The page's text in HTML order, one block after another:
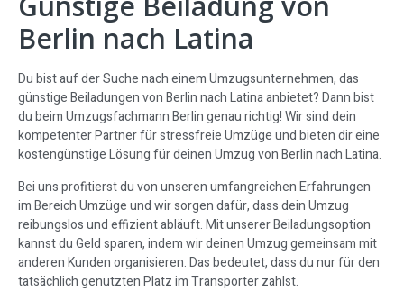
Berlin nach Latina
Du bist auf der Suche nach einem Umzugsunternehmen, das
günstige Beiladungen von Berlin nach Latina anbietet? Dann bist
du beim Umzugsfachmann Berlin genau richtig! Wir sind dein
kompetenter Partner für stressfreie Umzüge und bieten dir eine
kostengünstige Lösung für deinen Umzug von Berlin nach Latina.
Bei uns profitierst du von unseren umfangreichen Erfahrungen
im Bereich Umzüge und wir sorgen dafür, dass dein Umzug
reibungslos und effizient abläuft. Mit unserer Beiladungsoption
kannst du Geld sparen, indem wir deinen Umzug gemeinsam mit
anderen Kunden organisieren. Das bedeutet, dass du nur für den
tatsächlich genutzten Platz im Transporter zahlst.